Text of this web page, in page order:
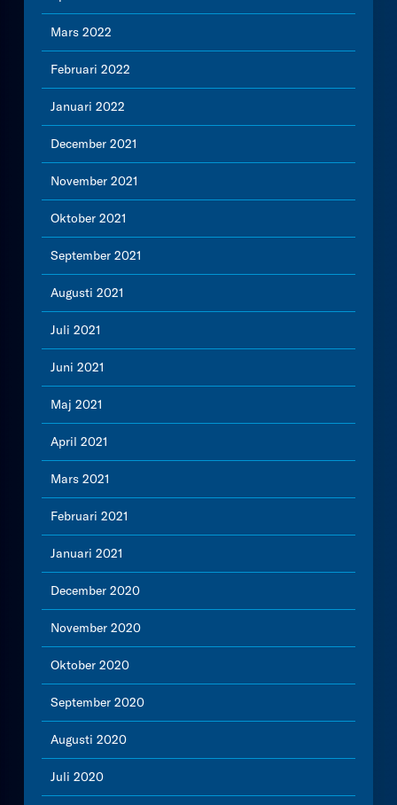
Mars 2022
Februari 2022
Januari 2022
December 2021
November 2021
Oktober 2021
September 2021
Augusti 2021
Juli 2021
Juni 2021
Maj 2021
April 2021
Mars 2021
Februari 2021
Januari 2021
December 2020
November 2020
Oktober 2020
September 2020
Augusti 2020
Juli 2020